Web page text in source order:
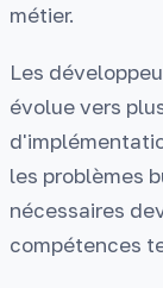
métier.
Les
évolue vers
les problèmes
nécessaires
compétences